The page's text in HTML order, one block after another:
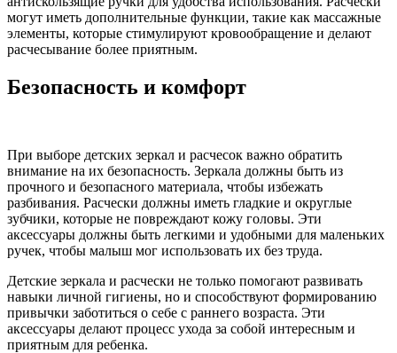
могут иметь дополнительные функции, такие как массажные
элементы, которые стимулируют кровообращение и делают
расчесывание более приятным.
Безопасность и комфорт
При выборе детских зеркал и расчесок важно обратить
внимание на их безопасность. Зеркала должны быть из
прочного и безопасного материала, чтобы избежать
разбивания. Расчески должны иметь гладкие и округлые
зубчики, которые не повреждают кожу головы. Эти
аксессуары должны быть легкими и удобными для маленьких
ручек, чтобы малыш мог использовать их без труда.
Детские зеркала и расчески не только помогают развивать
навыки личной гигиены, но и способствуют формированию
привычки заботиться о себе с раннего возраста. Эти
аксессуары делают процесс ухода за собой интересным и
приятным для ребенка.